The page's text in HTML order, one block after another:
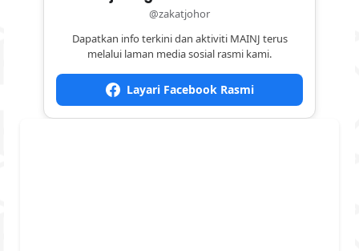
@zakatjohor
Dapatkan info terkini dan aktiviti MAINJ terus
melalui laman media sosial rasmi kami.
Layari Facebook Rasmi